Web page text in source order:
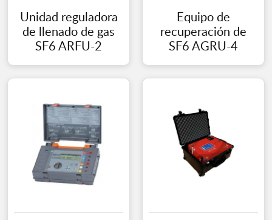
Unidad reguladora
de llenado de gas
SF6 ARFU-2
Equipo de
recuperación de
SF6 AGRU-4